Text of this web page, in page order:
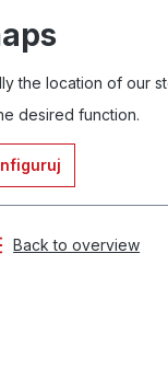
the location of our
desired function.
Back to overview